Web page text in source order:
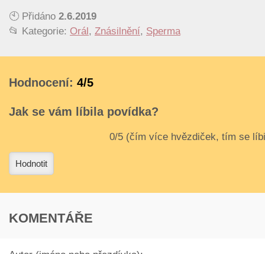
🕙 Přidáno 2.6.2019
📂 Kategorie: Orál , Znásilnění, Sperma
Hodnocení: 4/5
Jak se vám líbila povídka?
Hodnotit
KOMENTÁŘE